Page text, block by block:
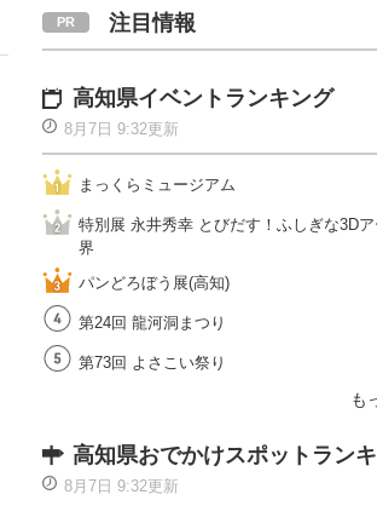
注目情報
高知県イベントランキング
8月7日 9:32更新
まっくらミュージアム
特別展 永井秀幸 とびだす！ふしぎな3D
界
パンどろぼう展(高知)
第24回 龍河洞まつり
第73回 よさこい祭り
も
高知県おでかけスポットラン
8月7日 9:32更新